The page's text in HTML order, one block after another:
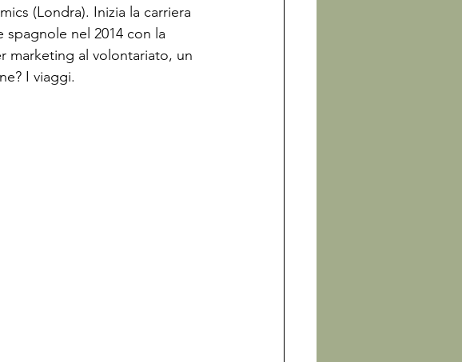
(Londra). Inizia la carriera
nel 2014 con la
marketing al volontariato, un
I viaggi.